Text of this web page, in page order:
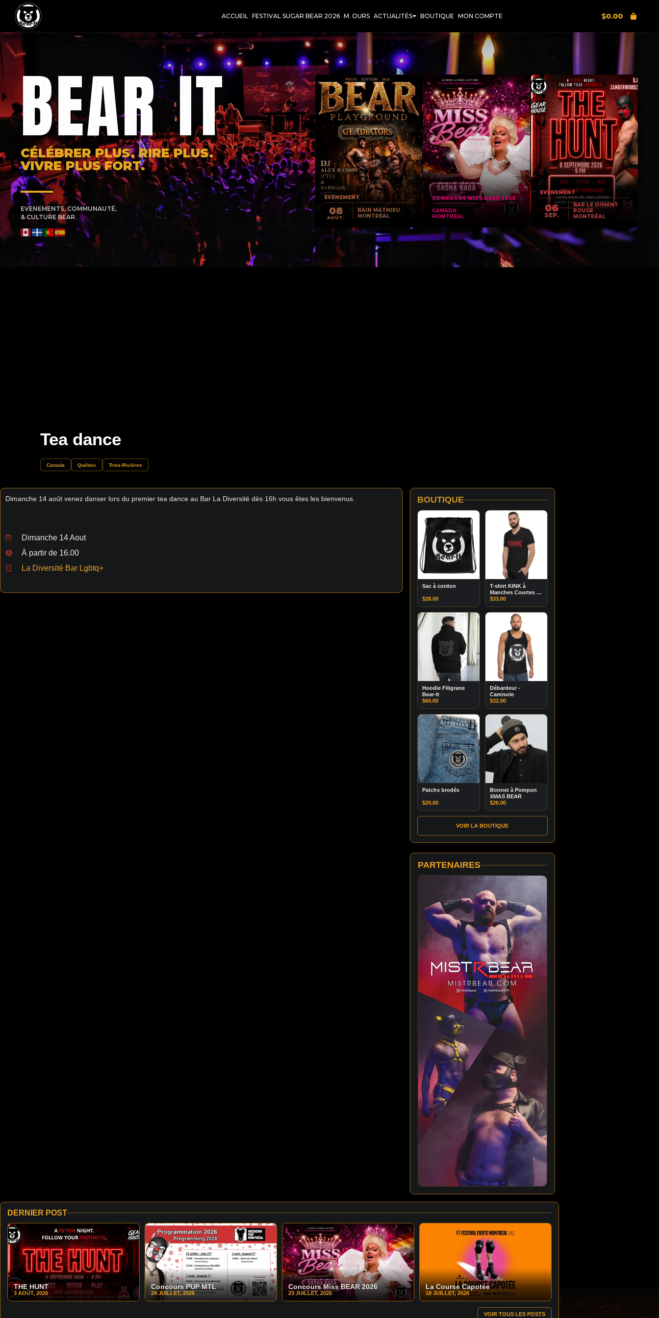
ACCUEIL FESTIVAL SUGAR BEAR 2026 M. OURS ACTUALITÉS BOUTIQUE MON COMPTE $0.00
BEAR IT
CÉLÉBRER PLUS. RIRE PLUS.
VIVRE PLUS FORT.
EVENEMENTS, COMMUNAUTÉ,
& CULTURE BEAR.
EVENEMENT
08
AOÛT.
BAIN MATHIEU
MONTRÉAL
CONCOURS MISS BEAR 2026
CANADA
MONTRÉAL
EVENEMENT
06
SEP.
BAR LE DIMANT
ROUGE
MONTRÉAL
Tea dance
Canada Québec Trois-Rivières
Dimanche 14 août venez danser lors du premier tea dance au Bar La Diversité dès 16h vous êtes les bienvenus.
Dimanche 14 Aout
À partir de 16.00
La Diversité Bar Lgbtq+
BOUTIQUE
Sac à cordon
$28.00
T-shirt KINK à
Manches Courtes et
Col V
$33.00
Hoodie Filigrane
Bear-It
$60.00
Débardeur -
Camisole
$32.00
Patchs brodés
$20.00
Bonnet à Pompon
XMAS BEAR
$26.00
VOIR LA BOUTIQUE
PARTENAIRES
DERNIER POST
THE HUNT
3 AOÛT, 2026
Concours PUP MTL
24 JUILLET, 2026
Concours Miss BEAR 2026
23 JUILLET, 2026
La Course Capotée
18 JUILLET, 2026
VOIR TOUS LES POSTS